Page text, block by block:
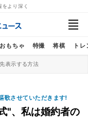
より深く
おもちゃ 特撮 将棋 ト
表示する方法
歌させていただきます!
"、私は婚約者の